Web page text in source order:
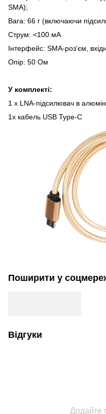
SMA);
Вага: 66 г (включаючи
Струм: <100 мА
Інтерфейс: SMA-роз'єм,
Опір: 50 Ом
У комплекті:
1 x LNA-підсилювач в
1х кабель USB Type-C
Поширити у
Відгуки
Додайте